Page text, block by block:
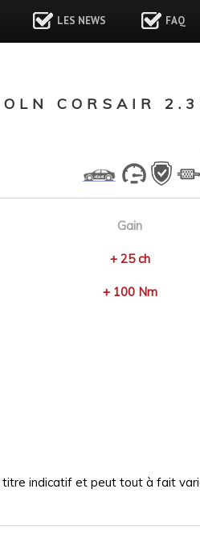
LES NEWS FAQ
CORSAIR
Gain
+ 25 ch
+ 100 Nm
titre indicatif et peut tout à fait